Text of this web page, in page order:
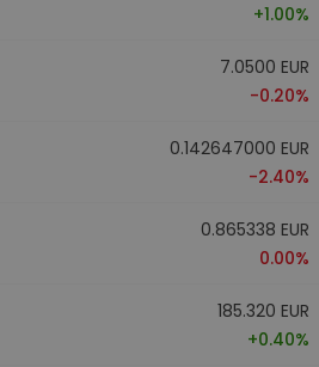
+1.00%
7.0500 EUR
-0.20%
0.142647000 EUR
-2.40%
0.865338 EUR
0.00%
185.320 EUR
+0.40%